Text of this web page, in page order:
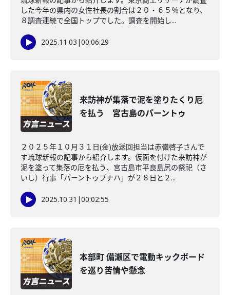
した今年の県内の女性社長の割合は２０・６５％となり、
８調査連続で全国トップでした。調査を開始し...
2025.11.03 |00:06:29
来訪神が集落で泥を塗りたくり厄
を払う 宮古島のパーントゥ
２０２５年１０月３１日(金)放送回担当は赤嶺啓子さんで
す琉球新報の記事から紹介します。仮面を付けた来訪神が
泥を塗って集落の厄を払う、宮古島市平良島尻の祭祀（さ
いし）行事「パーントゥプナハ」が２８日と２...
2025.10.31 |00:02:55
本部町 備瀬区で電動キックボード
を巡り苦情や懸念